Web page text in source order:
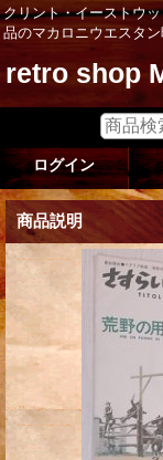
クリント・イーストウ
品のマカロニウエスタン
retro shop
ログイン
商品説明